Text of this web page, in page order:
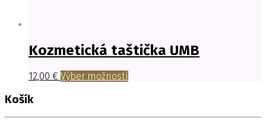
Kozmetická taštička UMB
12,00 € Výber možností
Košík